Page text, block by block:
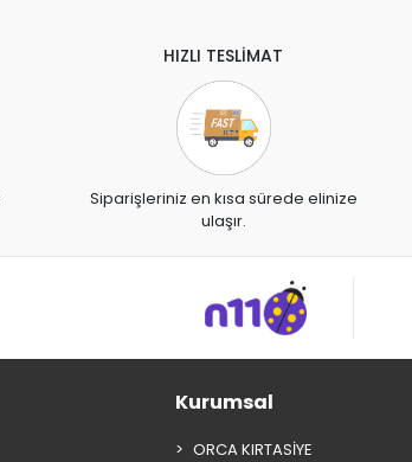
HIZLI TESLİMAT
Siparişleriniz en kısa sürede elinize
ulaşır.
Kurumsal
ORCA KIRTASİYE